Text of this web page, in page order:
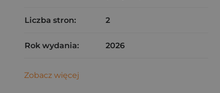
Liczba stron: 2
Rok wydania: 2026
Zobacz więcej